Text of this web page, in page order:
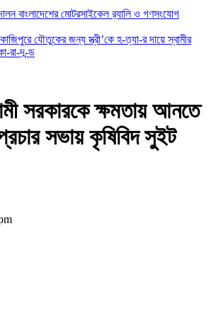
বাংলাদেশের মোটরসাইকেল র‍্যালি ও গণসংযোগ
কাজিপুরে যৌতুকের জন্য স্ত্রী’কে হ-ত্যা-র দায়ে স্বামীর
রা-দ-ন্ড
সরকারকে ক্ষমতায় আনতে
সভায় কৃষিবিদ সুইট